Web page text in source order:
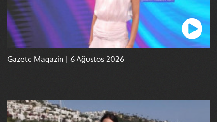
Gazete Magazin | 6 Ağustos 2026